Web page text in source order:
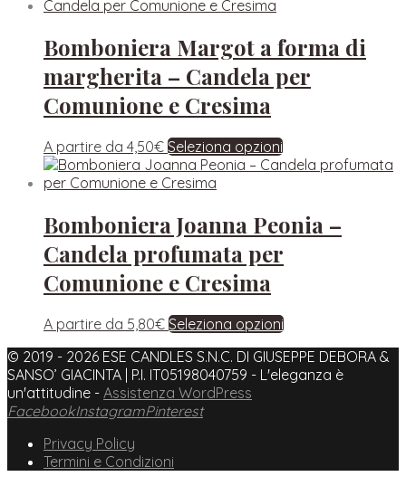
Bomboniera Margot a forma di
margherita – Candela per
Comunione e Cresima
A partire da 4,50€ Seleziona opzioni
Bomboniera Joanna Peonia –
Candela profumata per
Comunione e Cresima
A partire da 5,80€ Seleziona opzioni
© 2019 - 2026 ESE CANDLES S.N.C. DI GIUSEPPE DEBORA &
SANSO’ GIACINTA | P.I. IT05198040759 - L'eleganza è
un'attitudine - Assistenza WordPress
FacebookInstagramPinterest
Privacy Policy
Termini e Condizioni